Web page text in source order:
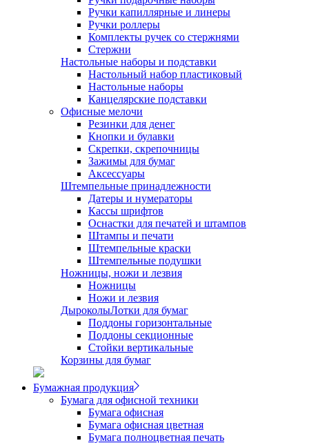
Ручки капиллярные и линеры
Ручки роллеры
Комплекты ручек со стержнями
Стержни
Настольные наборы и подставки
Настольный набор пластиковый
Настольные наборы
Канцелярские подставки
Офисные мелочи
Резинки для денег
Кнопки и булавки
Скрепки, скрепочницы
Зажимы для бумаг
Аксессуары
Штемпельные принадлежности
Датеры и нумераторы
Кассы шрифтов
Оснастки для печатей и штампов
Штампы и печати
Штемпельные краски
Штемпельные подушки
Ножницы, ножи и лезвия
Ножницы
Ножи и лезвия
ДыроколыЛотки для бумаг
Поддоны горизонтальные
Поддоны секционные
Стойки вертикальные
Корзины для бумаг
Бумажная продукция
Бумага для офисной техники
Бумага офисная
Бумага офисная цветная
Бумага полноцветная печать